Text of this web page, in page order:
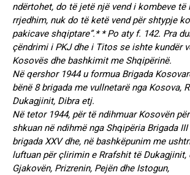
ndërtohet, do të jetë një vend i kombeve të
rrjedhim, nuk do të ketë vend për shtypje
pakicave shqiptare”.* * Po aty f. 142. Pra
çëndrimi i PKJ dhe i Titos se ishte kundër
Kosovës dhe bashkimit me Shqipërinë.
Në qershor 1944 u formua Brigada
bënë 8 brigada me vullnetarë nga Kosova,
Dukagjinit, Dibra etj.
Në tetor 1944, për të ndihmuar Kosovën
shkuan në ndihmë nga Shqipëria Brigada
brigada XXV dhe, në bashkëpunim me
luftuan për çlirimin e Rrafshit të Dukagjinit,
Gjakovën, Prizrenin, Pejën dhe Istogun,